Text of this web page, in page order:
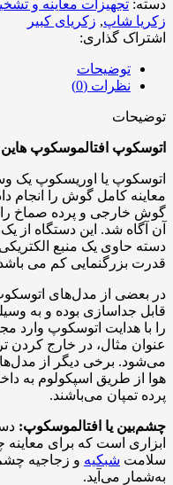
دسته: تجهیزات معاینه و
زکریا شاپ, زکریای کبیر
اشتراک گذاری:
توضیحات
نظرات (0)
توضیحات
اتوسکوپ افتالموسکوپ
اتوسکوپ یا اوریسکوپ یک
معاینه کامل گوش را انجام
گوش خارجی و پرده صماخ را
آن آگاه شد. این دستگاه
دسته حاوی یک منبع
قدرت بزرگنمایی کم می
در بعضی از مدل‌های
قابل جداسازی بوده و به
را با هدایت اتوسکوپ وارد
عنوان مثال، در خارج
می‌شود. برخی دیگر از
هوا از طریق اسپکولوم به
پرده تمپان می‌باشند.
چشم‌بین یا افتالموسکوپ:
ابزاری است که برای
سلامت شبکیه و زجاجیه
به‌شمار می‌آید.